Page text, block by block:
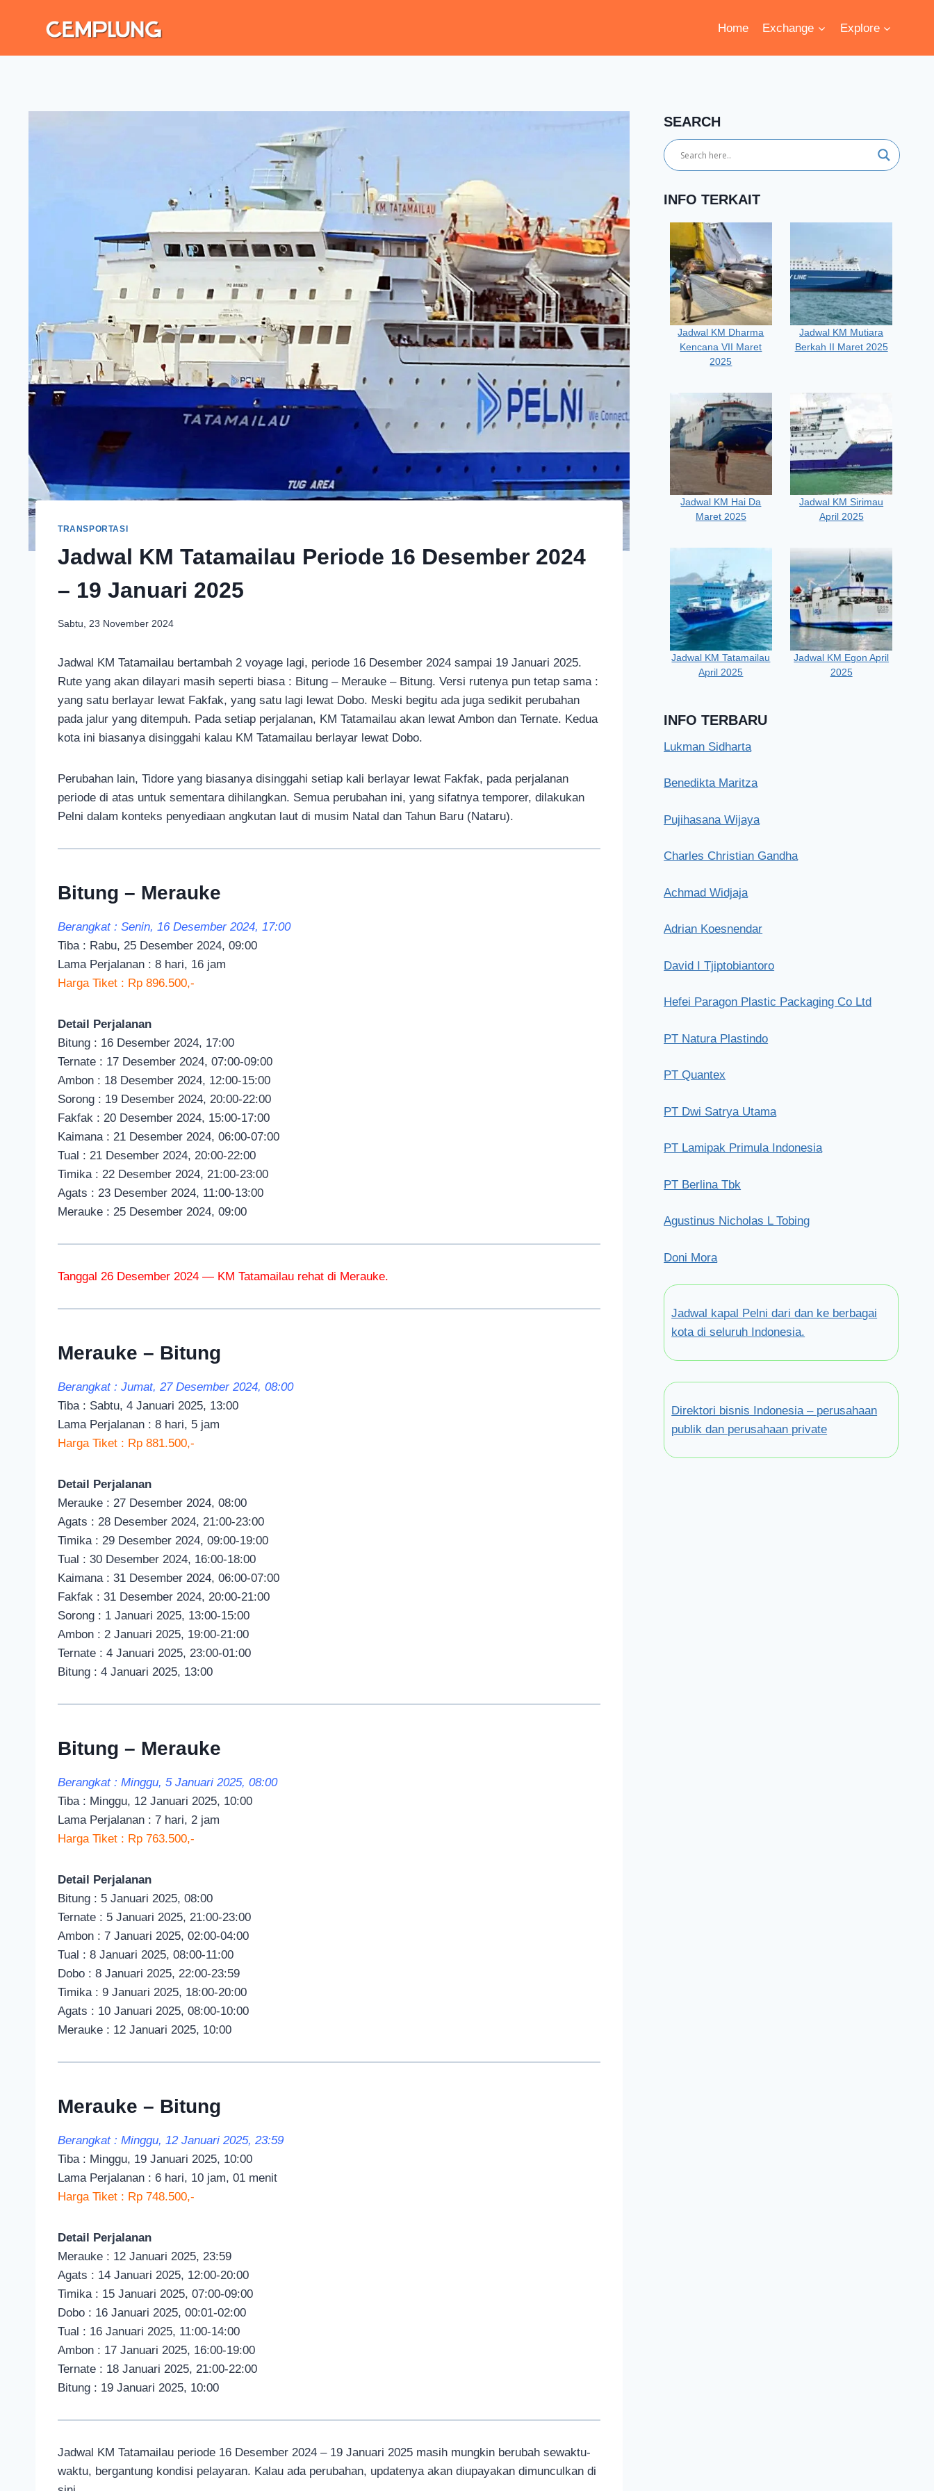
Home Exchange Explore
TRANSPORTASI
Jadwal KM Tatamailau Periode 16 Desember 2024
– 19 Januari 2025
Sabtu, 23 November 2024
Jadwal KM Tatamailau bertambah 2 voyage lagi, periode 16 Desember 2024 sampai 19 Januari 2025.
Rute yang akan dilayari masih seperti biasa : Bitung – Merauke – Bitung. Versi rutenya pun tetap sama :
yang satu berlayar lewat Fakfak, yang satu lagi lewat Dobo. Meski begitu ada juga sedikit perubahan
pada jalur yang ditempuh. Pada setiap perjalanan, KM Tatamailau akan lewat Ambon dan Ternate. Kedua
kota ini biasanya disinggahi kalau KM Tatamailau berlayar lewat Dobo.
Perubahan lain, Tidore yang biasanya disinggahi setiap kali berlayar lewat Fakfak, pada perjalanan
periode di atas untuk sementara dihilangkan. Semua perubahan ini, yang sifatnya temporer, dilakukan
Pelni dalam konteks penyediaan angkutan laut di musim Natal dan Tahun Baru (Nataru).
Bitung – Merauke
Berangkat : Senin, 16 Desember 2024, 17:00
Tiba : Rabu, 25 Desember 2024, 09:00
Lama Perjalanan : 8 hari, 16 jam
Harga Tiket : Rp 896.500,-
Detail Perjalanan
Bitung : 16 Desember 2024, 17:00
Ternate : 17 Desember 2024, 07:00-09:00
Ambon : 18 Desember 2024, 12:00-15:00
Sorong : 19 Desember 2024, 20:00-22:00
Fakfak : 20 Desember 2024, 15:00-17:00
Kaimana : 21 Desember 2024, 06:00-07:00
Tual : 21 Desember 2024, 20:00-22:00
Timika : 22 Desember 2024, 21:00-23:00
Agats : 23 Desember 2024, 11:00-13:00
Merauke : 25 Desember 2024, 09:00
Tanggal 26 Desember 2024 — KM Tatamailau rehat di Merauke.
Merauke – Bitung
Berangkat : Jumat, 27 Desember 2024, 08:00
Tiba : Sabtu, 4 Januari 2025, 13:00
Lama Perjalanan : 8 hari, 5 jam
Harga Tiket : Rp 881.500,-
Detail Perjalanan
Merauke : 27 Desember 2024, 08:00
Agats : 28 Desember 2024, 21:00-23:00
Timika : 29 Desember 2024, 09:00-19:00
Tual : 30 Desember 2024, 16:00-18:00
Kaimana : 31 Desember 2024, 06:00-07:00
Fakfak : 31 Desember 2024, 20:00-21:00
Sorong : 1 Januari 2025, 13:00-15:00
Ambon : 2 Januari 2025, 19:00-21:00
Ternate : 4 Januari 2025, 23:00-01:00
Bitung : 4 Januari 2025, 13:00
Bitung – Merauke
Berangkat : Minggu, 5 Januari 2025, 08:00
Tiba : Minggu, 12 Januari 2025, 10:00
Lama Perjalanan : 7 hari, 2 jam
Harga Tiket : Rp 763.500,-
Detail Perjalanan
Bitung : 5 Januari 2025, 08:00
Ternate : 5 Januari 2025, 21:00-23:00
Ambon : 7 Januari 2025, 02:00-04:00
Tual : 8 Januari 2025, 08:00-11:00
Dobo : 8 Januari 2025, 22:00-23:59
Timika : 9 Januari 2025, 18:00-20:00
Agats : 10 Januari 2025, 08:00-10:00
Merauke : 12 Januari 2025, 10:00
Merauke – Bitung
Berangkat : Minggu, 12 Januari 2025, 23:59
Tiba : Minggu, 19 Januari 2025, 10:00
Lama Perjalanan : 6 hari, 10 jam, 01 menit
Harga Tiket : Rp 748.500,-
Detail Perjalanan
Merauke : 12 Januari 2025, 23:59
Agats : 14 Januari 2025, 12:00-20:00
Timika : 15 Januari 2025, 07:00-09:00
Dobo : 16 Januari 2025, 00:01-02:00
Tual : 16 Januari 2025, 11:00-14:00
Ambon : 17 Januari 2025, 16:00-19:00
Ternate : 18 Januari 2025, 21:00-22:00
Bitung : 19 Januari 2025, 10:00
Jadwal KM Tatamailau periode 16 Desember 2024 – 19 Januari 2025 masih mungkin berubah sewaktu-
waktu, bergantung kondisi pelayaran. Kalau ada perubahan, updatenya akan diupayakan dimunculkan di
SEARCH
INFO TERKAIT
Jadwal KM Dharma
Kencana VII Maret
2025
Jadwal KM Mutiara
Berkah II Maret 2025
Jadwal KM Hai Da
Maret 2025
Jadwal KM Sirimau
April 2025
Jadwal KM Tatamailau
April 2025
Jadwal KM Egon April
2025
INFO TERBARU
Lukman Sidharta
Benedikta Maritza
Pujihasana Wijaya
Charles Christian Gandha
Achmad Widjaja
Adrian Koesnendar
David I Tjiptobiantoro
Hefei Paragon Plastic Packaging Co Ltd
PT Natura Plastindo
PT Quantex
PT Dwi Satrya Utama
PT Lamipak Primula Indonesia
PT Berlina Tbk
Agustinus Nicholas L Tobing
Doni Mora
Jadwal kapal Pelni dari dan ke berbagai
kota di seluruh Indonesia.
Direktori bisnis Indonesia – perusahaan
publik dan perusahaan private